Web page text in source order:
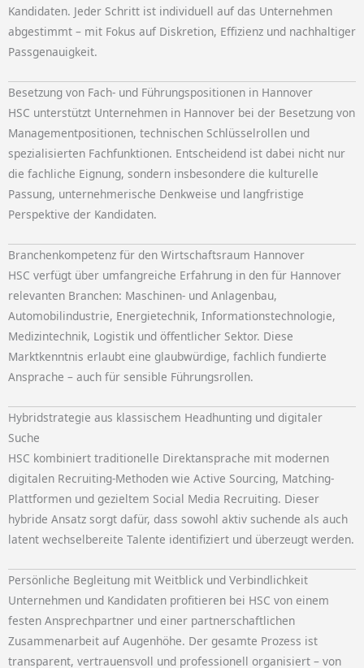
Kandidaten. Jeder Schritt ist individuell auf das Unternehmen
abgestimmt – mit Fokus auf Diskretion, Effizienz und nachhaltiger
Passgenauigkeit.
Besetzung von Fach- und Führungspositionen in Hannover
HSC unterstützt Unternehmen in Hannover bei der Besetzung von
Managementpositionen, technischen Schlüsselrollen und
spezialisierten Fachfunktionen. Entscheidend ist dabei nicht nur
die fachliche Eignung, sondern insbesondere die kulturelle
Passung, unternehmerische Denkweise und langfristige
Perspektive der Kandidaten.
Branchenkompetenz für den Wirtschaftsraum Hannover
HSC verfügt über umfangreiche Erfahrung in den für Hannover
relevanten Branchen: Maschinen- und Anlagenbau,
Automobilindustrie, Energietechnik, Informationstechnologie,
Medizintechnik, Logistik und öffentlicher Sektor. Diese
Marktkenntnis erlaubt eine glaubwürdige, fachlich fundierte
Ansprache – auch für sensible Führungsrollen.
Hybridstrategie aus klassischem Headhunting und digitaler
Suche
HSC kombiniert traditionelle Direktansprache mit modernen
digitalen Recruiting-Methoden wie Active Sourcing, Matching-
Plattformen und gezieltem Social Media Recruiting. Dieser
hybride Ansatz sorgt dafür, dass sowohl aktiv suchende als auch
latent wechselbereite Talente identifiziert und überzeugt werden.
Persönliche Begleitung mit Weitblick und Verbindlichkeit
Unternehmen und Kandidaten profitieren bei HSC von einem
festen Ansprechpartner und einer partnerschaftlichen
Zusammenarbeit auf Augenhöhe. Der gesamte Prozess ist
transparent, vertrauensvoll und professionell organisiert – von